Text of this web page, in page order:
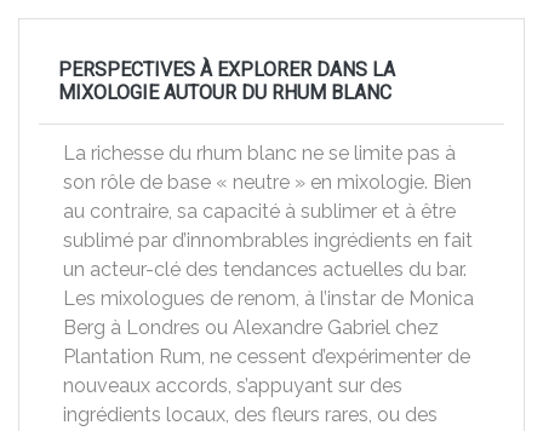
PERSPECTIVES À EXPLORER DANS LA
MIXOLOGIE AUTOUR DU RHUM BLANC
La richesse du rhum blanc ne se limite pas à
son rôle de base « neutre » en mixologie. Bien
au contraire, sa capacité à sublimer et à être
sublimé par d’innombrables ingrédients en fait
un acteur-clé des tendances actuelles du bar.
Les mixologues de renom, à l’instar de Monica
Berg à Londres ou Alexandre Gabriel chez
Plantation Rum, ne cessent d’expérimenter de
nouveaux accords, s’appuyant sur des
ingrédients locaux, des fleurs rares, ou des